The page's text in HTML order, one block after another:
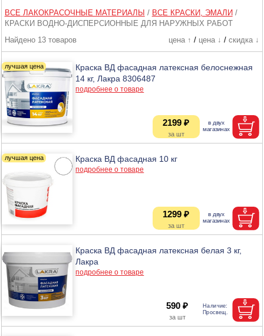
ВСЕ ЛАКОКРАСОЧНЫЕ МАТЕРИАЛЫ / ВСЕ КРАСКИ, ЭМАЛИ /
КРАСКИ ВОДНО-ДИСПЕРСИОННЫЕ ДЛЯ НАРУЖНЫХ РАБОТ
Найдено 13 товаров
цена ↑ / цена ↓ / скидка ↓
Краска ВД фасадная латексная белоснежная
14 кг, Лакра 8306487
подробнее о товаре
2199 ₽
Краска ВД фасадная 10 кг
подробнее о товаре
1299 ₽
Краска ВД фасадная латексная белая 3 кг,
Лакра
подробнее о товаре
590 ₽